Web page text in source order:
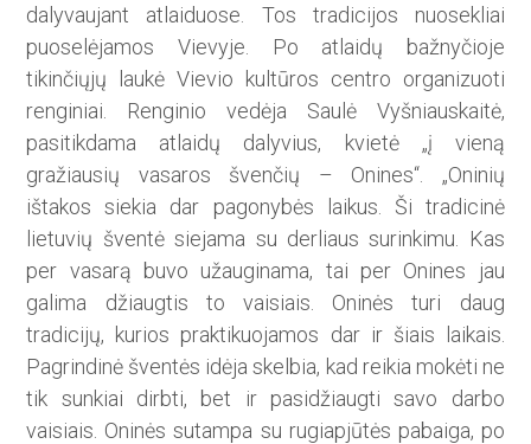
dalyvaujant atlaiduose. Tos tradicijos nuosekliai
puoselėjamos Vievyje. Po atlaidų bažnyčioje
tikinčiųjų laukė Vievio kultūros centro organizuoti
renginiai. Renginio vedėja Saulė Vyšniauskaitė,
pasitikdama atlaidų dalyvius, kvietė „į vieną
gražiausių vasaros švenčių – Onines“. „Oninių
ištakos siekia dar pagonybės laikus. Ši tradicinė
lietuvių šventė siejama su derliaus surinkimu. Kas
per vasarą buvo užauginama, tai per Onines jau
galima džiaugtis to vaisiais. Oninės turi daug
tradicijų, kurios praktikuojamos dar ir šiais laikais.
Pagrindinė šventės idėja skelbia, kad reikia mokėti ne
tik sunkiai dirbti, bet ir pasidžiaugti savo darbo
vaisiais. Oninės sutampa su rugiapjūtės pabaiga, po